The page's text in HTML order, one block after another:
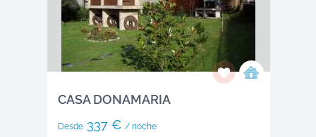
CASA DONAMARIA
Desde337 € / noche